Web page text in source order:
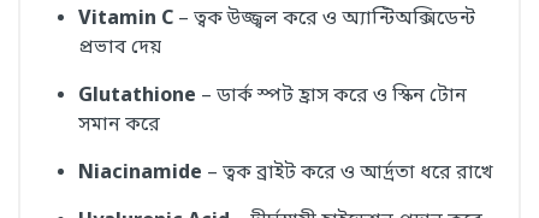
Vitamin C – ত্বক উজ্জ্বল করে ও অ্যান্টিঅক্সিডেন্ট
প্রভাব দেয়
Glutathione – ডার্ক স্পট হ্রাস করে ও স্কিন টোন
সমান করে
Niacinamide – ত্বক ব্রাইট করে ও আর্দ্রতা ধরে রাখে